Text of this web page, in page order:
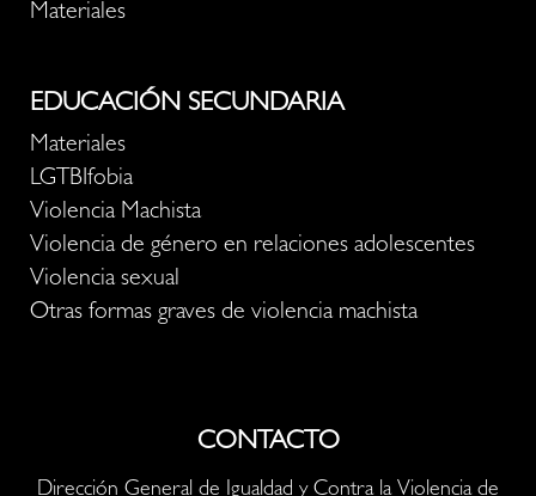
Materiales
EDUCACIÓN SECUNDARIA
Materiales
LGTBIfobia
Violencia Machista
Violencia de género en relaciones adolescentes
Violencia sexual
Otras formas graves de violencia machista
CONTACTO
Dirección General de Igualdad y Contra la Violencia de